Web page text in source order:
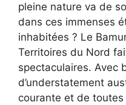
pleine nature va de
dans ces immenses
inhabitées ? Le
Territoires du Nord
spectaculaires. Avec
d’understatement
courante et de